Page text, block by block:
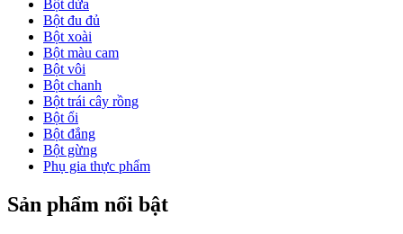
Bột dừa
Bột đu đủ
Bột xoài
Bột màu cam
Bột vôi
Bột chanh
Bột trái cây rồng
Bột ổi
Bột đắng
Bột gừng
Phụ gia thực phẩm
Sản phẩm nổi bật